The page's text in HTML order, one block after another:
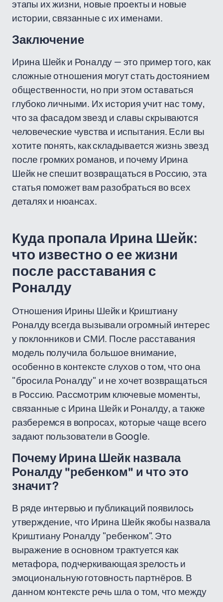
этапы их жизни, новые проекты и новые
истории, связанные с их именами.
Заключение
Ирина Шейк и Роналду — это пример того, как
сложные отношения могут стать достоянием
общественности, но при этом оставаться
глубоко личными. Их история учит нас тому,
что за фасадом звезд и славы скрываются
человеческие чувства и испытания. Если вы
хотите понять, как складывается жизнь звезд
после громких романов, и почему Ирина
Шейк не спешит возвращаться в Россию, эта
статья поможет вам разобраться во всех
деталях и нюансах.
Куда пропала Ирина Шейк:
что известно о ее жизни
после расставания с
Роналду
Отношения Ирины Шейк и Криштиану
Роналду всегда вызывали огромный интерес
у поклонников и СМИ. После расставания
модель получила большое внимание,
особенно в контексте слухов о том, что она
"бросила Роналду" и не хочет возвращаться
в Россию. Рассмотрим ключевые моменты,
связанные с Ирина Шейк и Роналду, а также
разберемся в вопросах, которые чаще всего
задают пользователи в Google.
Почему Ирина Шейк назвала
Роналду "ребенком" и что это
значит?
В ряде интервью и публикаций появилось
утверждение, что Ирина Шейк якобы назвала
Криштиану Роналду "ребенком". Это
выражение в основном трактуется как
метафора, подчеркивающая зрелость и
эмоциональную готовность партнёров. В
данном контексте речь шла о том, что между